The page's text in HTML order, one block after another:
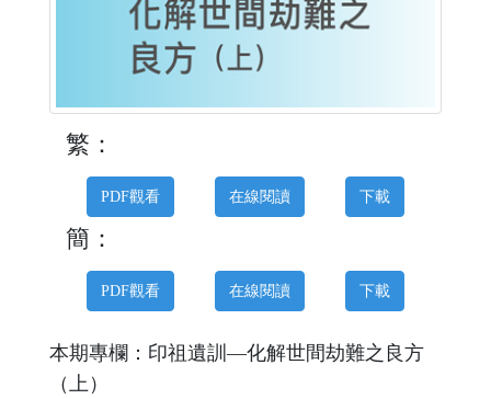
繁：
PDF觀看 在線閱讀 下載
簡：
PDF觀看 在線閱讀 下載
本期專欄：印祖遺訓—化解世間劫難之良方
（上）